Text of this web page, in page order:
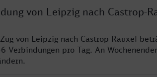
von Leipzig nach Castrop-
von Leipzig nach Castrop-Rauxel
pro Tag. An